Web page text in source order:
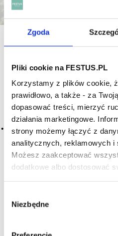
Zgoda
Pliki cookie na FESTUS.PL
Korzystamy z plików cookie,
prawidłowo, a także - za
dopasować treści, mierzyć
działania marketingowe.
strony możemy łączyć z
analitycznych, reklamowych i
Możesz zaakceptować
dodatkowe albo dostosować
zgody
Niezbędne
Czy masz
Archiwum
chemique
aromaty chemiczne
2016-05-10
zespół aromatów na ogół
zapachy produktów
zapachu, alkoholu, eteru, jodu,
siarkowodoru,
często symptom zmian, …